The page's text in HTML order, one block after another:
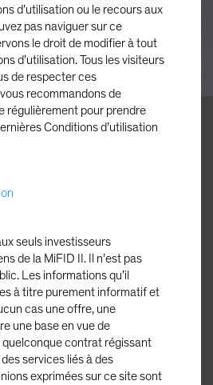
la classe d’actifs la plus
plus de 570 milliards
Les perspectives
long terme rebattent-
d’utilisation ou le recours aux
pas naviguer sur ce
le droit de modifier à tout
d’utilisation. Tous les visiteurs
de respecter ces
recommandons de
régulièrement pour prendre
Conditions d’utilisation
seuls investisseurs
de la MiFID II. Il n’est pas
Les informations qu’il
à titre purement informatif et
cas une offre, une
une base en vue de
quelconque contrat régissant
services liés à des
exprimées sur ce site sont